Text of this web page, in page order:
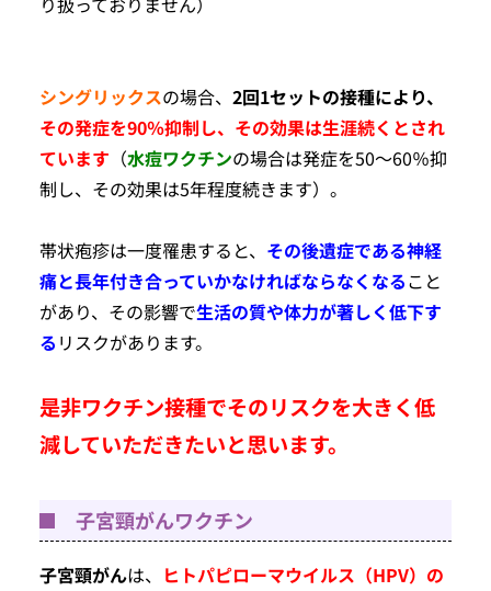
シングリックスの場合、 2回1セットの接種により、
その発症を90％抑制し、その効果は生涯続くとされ
ています （水痘ワクチンの場合は発症を50～60％抑
制し、その効果は5年程度続きます）。
帯状疱疹は一度罹患すると、 その後遺症である神経
痛と長年付き合っていかなければならなくなること
があり、その影響で生活の質や体力が著しく低下す
る リスクがあります。
是非ワクチン接種でそのリスクを大きく低
減していただきたいと思います。
子宮頸がんワクチン
子宮頸がんは、 ヒトパピローマウイルス（HPV）の